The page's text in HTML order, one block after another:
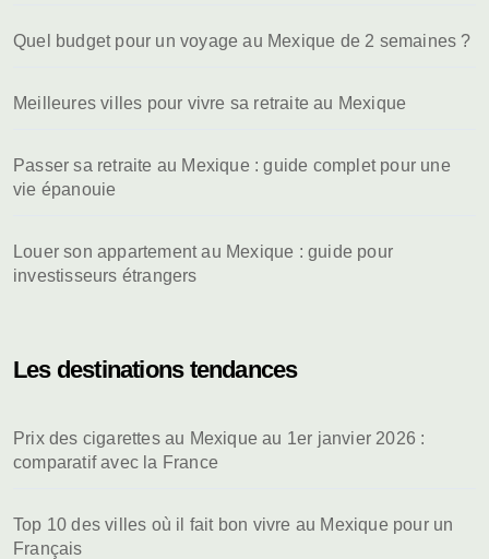
Quel budget pour un voyage au Mexique de 2 semaines ?
Meilleures villes pour vivre sa retraite au Mexique
Passer sa retraite au Mexique : guide complet pour une
vie épanouie
Louer son appartement au Mexique : guide pour
investisseurs étrangers
Les destinations tendances
Prix des cigarettes au Mexique au 1er janvier 2026 :
comparatif avec la France
Top 10 des villes où il fait bon vivre au Mexique pour un
Français